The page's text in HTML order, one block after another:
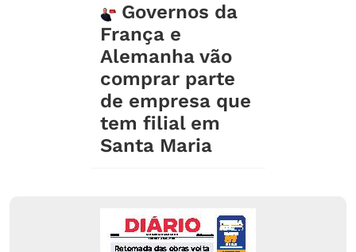
Governos da
França e
Alemanha vão
comprar parte
de empresa que
tem filial em
Santa Maria